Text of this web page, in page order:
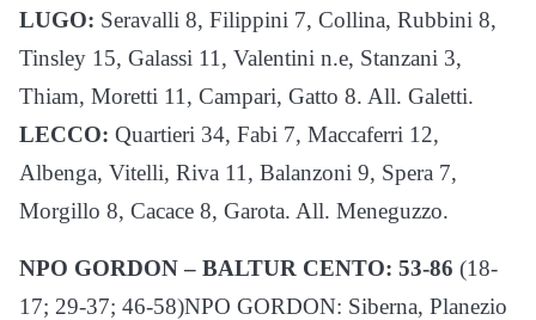
LUGO: Seravalli 8, Filippini 7, Collina, Rubbini 8,
Tinsley 15, Galassi 11, Valentini n.e, Stanzani 3,
Thiam, Moretti 11, Campari, Gatto 8. All. Galetti.
LECCO: Quartieri 34, Fabi 7, Maccaferri 12,
Albenga, Vitelli, Riva 11, Balanzoni 9, Spera 7,
Morgillo 8, Cacace 8, Garota. All. Meneguzzo.
NPO GORDON – BALTUR CENTO: 53-86 (18-
17; 29-37; 46-58)NPO GORDON: Siberna, Planezio